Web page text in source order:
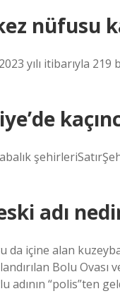
nüfusu
yılı itibarıyla 219
adı
da içine alan
Bolu Ovası
adının “polis”ten